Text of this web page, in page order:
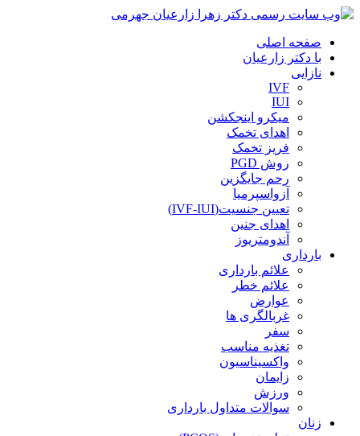
صفحه اصلی
با دکتر زارعیان
نازایی
IVF
IUI
میکرو اینجکشن
اهدای تخمک
فریز تخمک
روش PGD
رحم جایگزین
آزواسپرمیا
تعیین جنسیت(IVF-IUI)
اهدای جنین
آندومتریوز
بارداری
علائم بارداری
علائم خطر
عوارض
غربالگری ها
سفر
تغذیه مناسب
واکسیناسیون
زایمان
ورزش
سوالات متداول بارداری
زنان